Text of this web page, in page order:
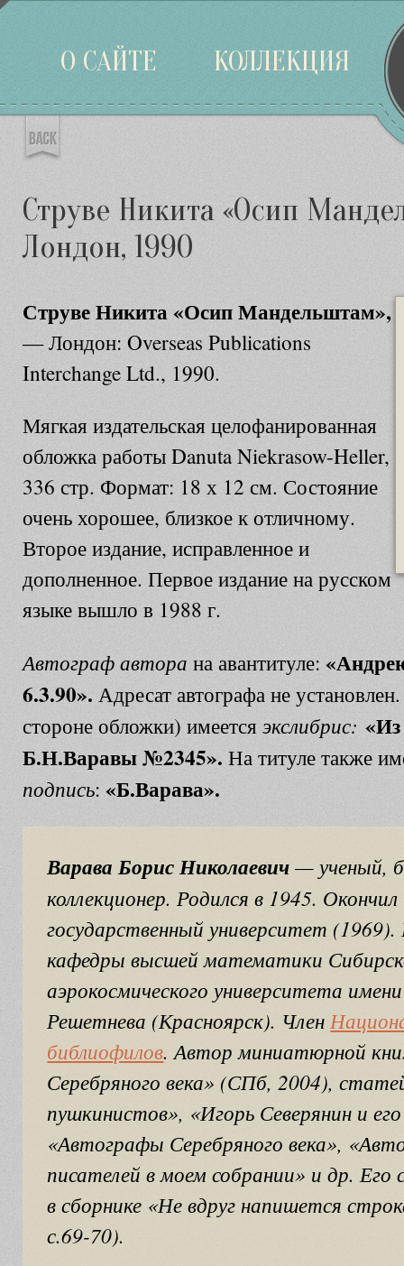
О САЙТЕ КОЛЛЕКЦИЯ
Струве Никита «Осип
Лондон, 1990
Струве Никита «Осип Мандельштам»,
— Лондон: Overseas Publications
Interchange Ltd., 1990.
Мягкая издательская целофанированная
обложка работы Danuta Niekrasow-Heller,
336 стр. Формат: 18 х 12 см. Состояние
очень хорошее, близкое к отличному.
Второе издание, исправленное и
дополненное. Первое издание на русском
языке вышло в 1988 г.
Автограф автора на авантитуле:
6.3.90». Адресат автографа не
стороне обложки) имеетсяэкслибрис:
Б.Н.Варавы №2345». На титуле также
подпись: «Б.Варава».
Варава Борис Николаевич— ученый,
коллекционер. Родился в 1945.
государственный университет
кафедры высшей математики
аэрокосмического университета
Решетнева (Красноярск). Член
библиофилов. Автор миниатюрной
Серебряного века» (СПб, 2004),
пушкинистов», «Игорь Северянин и
«Автографы Серебряного века»,
писателей в моем собрании» и др. Его
в сборнике «Не вдруг напишется
с.69-70).